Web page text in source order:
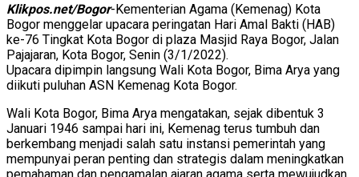
Klikpos.net/Bogor-Kementerian Agama (Kemenag) Kota
Bogor menggelar upacara peringatan Hari Amal Bakti (HAB)
ke-76 Tingkat Kota Bogor di plaza Masjid Raya Bogor, Jalan
Pajajaran, Kota Bogor, Senin (3/1/2022).
Upacara dipimpin langsung Wali Kota Bogor, Bima Arya yang
diikuti puluhan ASN Kemenag Kota Bogor.
Wali Kota Bogor, Bima Arya mengatakan, sejak dibentuk 3
Januari 1946 sampai hari ini, Kemenag terus tumbuh dan
berkembang menjadi salah satu instansi pemerintah yang
mempunyai peran penting dan strategis dalam meningkatkan